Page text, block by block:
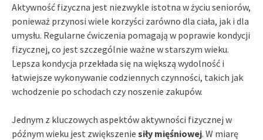
Aktywność fizyczna jest niezwykle istotna w życiu seniorów,
ponieważ przynosi wiele korzyści zarówno dla ciała, jak i dla
umysłu. Regularne ćwiczenia pomagają w poprawie kondycji
fizycznej, co jest szczególnie ważne w starszym wieku.
Lepsza kondycja przekłada się na większą wydolność i
łatwiejsze wykonywanie codziennych czynności, takich jak
wchodzenie po schodach czy noszenie zakupów.
Jednym z kluczowych aspektów aktywności fizycznej w
późnym wieku jest zwiększenie siły mięśniowej. W miarę